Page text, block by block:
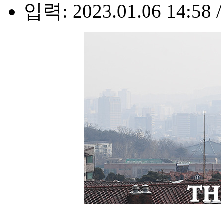
입력: 2023.01.06 14:58